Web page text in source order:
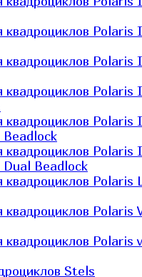
квадроциклов Polaris
квадроциклов Polaris
квадроциклов Polaris
квадроциклов Polaris
Beadlock
квадроциклов Polaris
Dual Beadlock
квадроциклов Polaris
квадроциклов Polaris
квадроциклов Polaris
Stels